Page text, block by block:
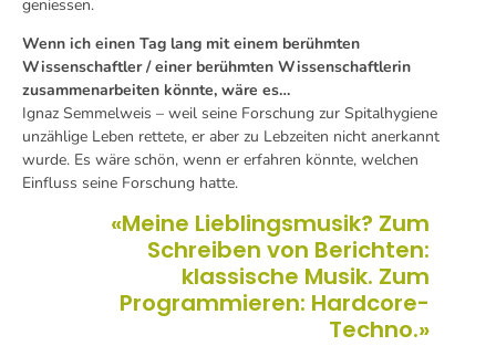
geniessen.
Wenn ich einen Tag lang mit einem berühmten
Wissenschaftler / einer berühmten Wissenschaftlerin
zusammenarbeiten könnte, wäre es…
Ignaz Semmelweis – weil seine Forschung zur Spitalhygiene
unzählige Leben rettete, er aber zu Lebzeiten nicht anerkannt
wurde. Es wäre schön, wenn er erfahren könnte, welchen
Einfluss seine Forschung hatte.
«Meine Lieblingsmusik? Zum
Schreiben von Berichten:
klassische Musik. Zum
Programmieren: Hardcore-
Techno.»